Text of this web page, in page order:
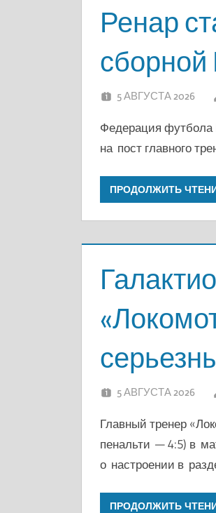
Ренар
сборной
5 АВГУСТА 2026
Федерация футбола
на пост главного
ПРОДОЛЖИТЬ
5 АВГУСТА 2026
Главный тренер
пенальти — 4:5) в
о настроении в
ПРОДОЛЖИТЬ